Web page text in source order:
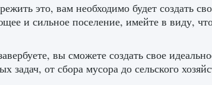
это, вам необходимо будет создать
и сильное поселение, имейте в виду,
вы сможете создать свое
задач, от сбора мусора до сельского